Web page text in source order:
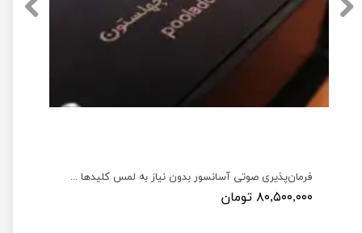
فرمان‌پذیری صوتی آسانسور بدون نیاز به لمس کلیدها جهت پیشگیری از بیماری‌ها و کمک به افراد توانخواه
۸۰,۵۰۰,۰۰۰ تومان